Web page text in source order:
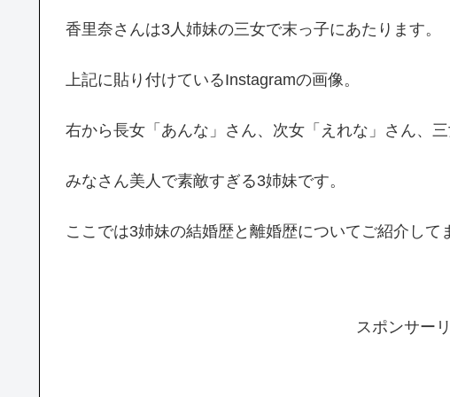
香里奈さんは3人姉妹の三女で末っ子にあたります。
上記に貼り付けているInstagramの画像。
右から長女「あんな」さん、次女「えれな」さん、
みなさん美人で素敵すぎる3姉妹です。
ここでは3姉妹の結婚歴と離婚歴についてご紹介して
スポンサー